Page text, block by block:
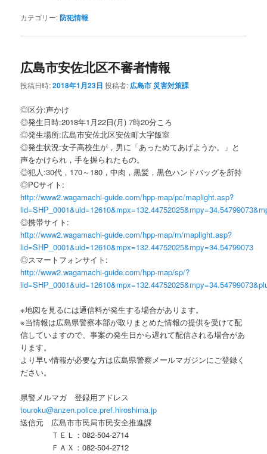
カテゴリー:防犯情報
広島市安佐北区不審者情報
投稿日時:2018年1月23日 投稿者: 広島市 災害対策課
◎区分:声かけ
◎発生日時:2018年1月22日(月) 7時20分ころ
◎発生場所:広島市安佐北区安佐町大字飯室
◎発生状況:女子高校生が，男に「あっためてあげようか。」と
声をかけられ，手を握られたもの。
◎犯人:30代，170～180，中肉，黒髪，黒色ハンドバッグを所持
◎PCサイト:
http://www2.wagamachi-guide.com/hpp-map/pc/maplight.asp?
◎携帯サイト:
http://www2.wagamachi-guide.com/hpp-map/m/maplight.asp?
lid=SHP_0001&uid=12610&mpx=132.44752025&mpy=34.54799073
◎スマートフォンサイト:
http://www2.wagamachi-guide.com/hpp-map/sp/?
※地図を見るには通信料が発生する場合があります。
※当情報は広島県警察本部が取りまとめた情報の提供を受けて配
信していますので、事案の発生日から遅れて配信される場合があ
ります。
より早い情報が必要な方は広島県警察メールマガジンにご登録く
ださい。
県警メルマガ 登録用アドレス
touroku@anzen.police.pref.hiroshima.jp
送信元 広島市市民局市民安全推進課
ＴＥＬ：082-504-2714
ＦＡＸ：082-504-2712